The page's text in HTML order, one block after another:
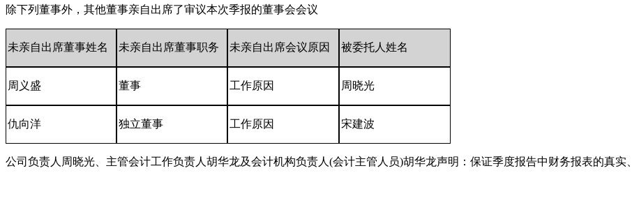
除下列董事外，其他董事亲自出席了审议本次季报的董事会会议
未亲自出席董事姓名 未亲自出席董事职务 未亲自出席会议原因 被委托人姓名
周义盛 董事 工作原因 周晓光
仇向洋 独立董事 工作原因 宋建波
公司负责人周晓光、主管会计工作负责人胡华龙及会计机构负责人(会计主管人员)胡华龙声明：保证季度报告中财务报表的真实